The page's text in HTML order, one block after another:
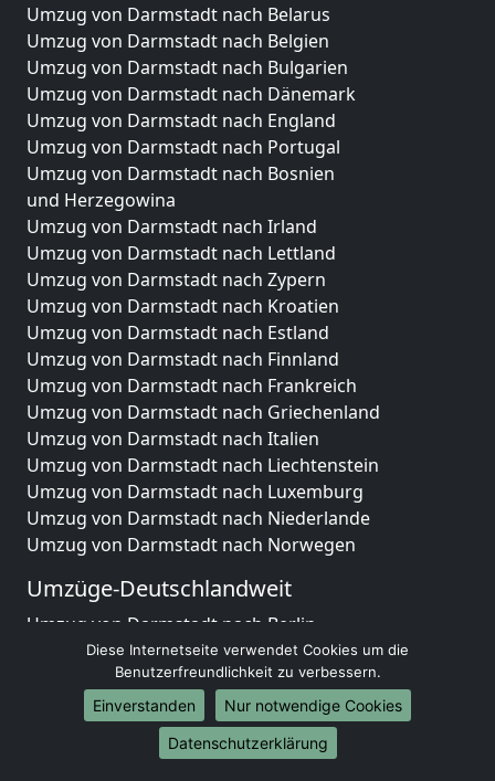
Umzug von Darmstadt nach Belarus
Umzug von Darmstadt nach Belgien
Umzug von Darmstadt nach Bulgarien
Umzug von Darmstadt nach Dänemark
Umzug von Darmstadt nach England
Umzug von Darmstadt nach Portugal
Umzug von Darmstadt nach Bosnien
und Herzegowina
Umzug von Darmstadt nach Irland
Umzug von Darmstadt nach Lettland
Umzug von Darmstadt nach Zypern
Umzug von Darmstadt nach Kroatien
Umzug von Darmstadt nach Estland
Umzug von Darmstadt nach Finnland
Umzug von Darmstadt nach Frankreich
Umzug von Darmstadt nach Griechenland
Umzug von Darmstadt nach Italien
Umzug von Darmstadt nach Liechtenstein
Umzug von Darmstadt nach Luxemburg
Umzug von Darmstadt nach Niederlande
Umzug von Darmstadt nach Norwegen
Umzüge-Deutschlandweit
Umzug von Darmstadt nach Berlin
Umzug von Darmstadt nach Hamburg
Umzug von Darmstadt nach München
Umzug von Darmstadt nach Köln
Umzug von Darmstadt nach Frankfurt am Main
Umzug von Darmstadt nach Stuttgart
Diese Internetseite verwendet Cookies um die
Benutzerfreundlichkeit zu verbessern.
Einverstanden
Nur notwendige Cookies
Datenschutzerklärung